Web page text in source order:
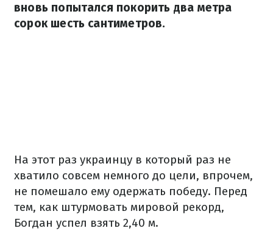
вновь попытался покорить два метра
сорок шесть сантиметров.
На этот раз украинцу в который раз не
хватило совсем немного до цели, впрочем,
не помешало ему одержать победу. Перед
тем, как штурмовать мировой рекорд,
Богдан успел взять 2,40 м.